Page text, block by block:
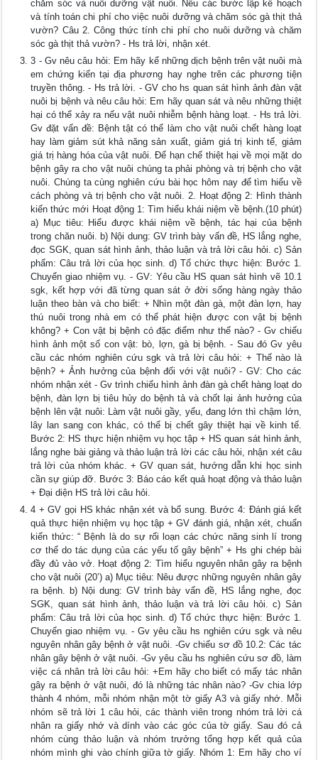
chăm sóc và nuôi dưỡng vật nuôi. Nêu các bước lập kế hoạch
và tính toán chi phí cho việc nuôi dưỡng và chăm sóc gà thịt thả
vườn? Câu 2. Công thức tính chi phí cho nuôi dưỡng và chăm
sóc gà thịt thả vườn? - Hs trả lời, nhận xét.
3 - Gv nêu câu hỏi: Em hãy kể những dịch bệnh trên vật nuôi mà
em chứng kiến tại địa phương hay nghe trên các phương tiện
truyền thông. - Hs trả lời. - GV cho hs quan sát hình ảnh đàn vật
nuôi bị bệnh và nêu câu hỏi: Em hãy quan sát và nêu những thiệt
hại có thể xảy ra nếu vật nuôi nhiễm bệnh hàng loạt. - Hs trả lời.
Gv đặt vấn đề: Bệnh tật có thể làm cho vật nuôi chết hàng loạt
hay làm giảm sút khả năng sản xuất, giảm giá trị kinh tế, giảm
giá trị hàng hóa của vật nuôi. Để hạn chế thiệt hại về mọi mặt do
bệnh gây ra cho vật nuôi chúng ta phải phòng và trị bệnh cho vật
nuôi. Chúng ta cùng nghiên cứu bài học hôm nay để tìm hiểu về
cách phòng và trị bệnh cho vật nuôi. 2. Hoạt động 2: Hình thành
kiến thức mới Hoạt động 1: Tìm hiểu khái niệm về bệnh.(10 phút)
a) Mục tiêu: Hiểu được khái niệm về bệnh, tác hại của bệnh
trong chăn nuôi. b) Nội dung: GV trình bày vấn đề, HS lắng nghe,
đọc SGK, quan sát hình ảnh, thảo luận và trả lời câu hỏi. c) Sản
phẩm: Câu trả lời của học sinh. d) Tổ chức thực hiện: Bước 1.
Chuyển giao nhiệm vụ. - GV: Yêu cầu HS quan sát hình vẽ 10.1
sgk, kết hợp với đã từng quan sát ở đời sống hàng ngày thảo
luận theo bàn và cho biết: + Nhìn một đàn gà, một đàn lợn, hay
thú nuôi trong nhà em có thể phát hiện được con vật bị bệnh
không? + Con vật bị bệnh có đặc điểm như thế nào? - Gv chiếu
hình ảnh một số con vật: bò, lợn, gà bị bệnh. - Sau đó Gv yêu
cầu các nhóm nghiên cứu sgk và trả lời câu hỏi: + Thế nào là
bệnh? + Ảnh hưởng của bệnh đối với vật nuôi? - GV: Cho các
nhóm nhận xét - Gv trình chiếu hình ảnh đàn gà chết hàng loạt do
bệnh, đàn lợn bị tiêu hủy do bệnh tả và chốt lại ảnh hưởng của
bệnh lên vật nuôi: Làm vật nuôi gầy, yếu, đang lớn thì chậm lớn,
lây lan sang con khác, có thể bị chết gây thiệt hại về kinh tế.
Bước 2: HS thực hiện nhiệm vụ học tập + HS quan sát hình ảnh,
lắng nghe bài giảng và thảo luận trả lời các câu hỏi, nhận xét câu
trả lời của nhóm khác. + GV quan sát, hướng dẫn khi học sinh
cần sự giúp đỡ. Bước 3: Báo cáo kết quả hoạt động và thảo luận
+ Đại diện HS trả lời câu hỏi.
4 + GV gọi HS khác nhận xét và bổ sung. Bước 4: Đánh giá kết
quả thực hiện nhiệm vụ học tập + GV đánh giá, nhận xét, chuẩn
kiến thức: “ Bệnh là do sự rối loạn các chức năng sinh lí trong
cơ thể do tác dụng của các yếu tố gây bệnh” + Hs ghi chép bài
đầy đủ vào vở. Hoạt động 2: Tìm hiểu nguyên nhân gây ra bệnh
cho vật nuôi (20’) a) Mục tiêu: Nêu được những nguyên nhân gây
ra bệnh. b) Nội dung: GV trình bày vấn đề, HS lắng nghe, đọc
SGK, quan sát hình ảnh, thảo luận và trả lời câu hỏi. c) Sản
phẩm: Câu trả lời của học sinh. d) Tổ chức thực hiện: Bước 1.
Chuyển giao nhiệm vụ. - Gv yêu cầu hs nghiên cứu sgk và nêu
nguyên nhân gây bệnh ở vật nuôi. -Gv chiếu sơ đồ 10.2: Các tác
nhân gây bệnh ở vật nuôi. -Gv yêu cầu hs nghiên cứu sơ đồ, làm
việc cá nhân trả lời câu hỏi: +Em hãy cho biết có mấy tác nhân
gây ra bệnh ở vật nuôi, đó là những tác nhân nào? -Gv chia lớp
thành 4 nhóm, mỗi nhóm nhận một tờ giấy A3 và giấy nhớ. Mỗi
nhóm sẽ trả lời 1 câu hỏi, các thành viên trong nhóm trả lời cá
nhân ra giấy nhớ và dính vào các góc của tờ giấy. Sau đó cả
nhóm cùng thảo luận và nhóm trưởng tổng hợp kết quả của
nhóm mình ghi vào chính giữa tờ giấy. Nhóm 1: Em hãy cho ví